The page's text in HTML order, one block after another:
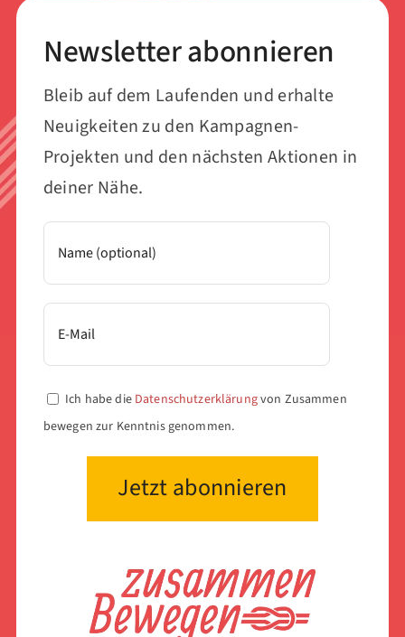
Newsletter abonnieren
Bleib auf dem Laufenden und erhalte
Neuigkeiten zu den Kampagnen-
Projekten und den nächsten Aktionen in
deiner Nähe.
Ich habe die Datenschutzerklärungvon Zusammen
bewegen zur Kenntnis genommen.